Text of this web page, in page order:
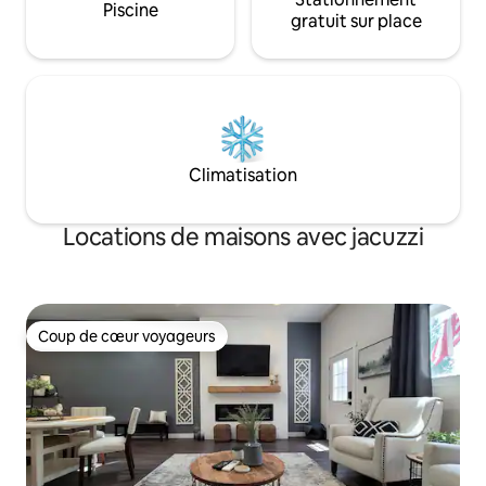
Piscine
gratuit sur place
Climatisation
Locations de maisons avec jacuzzi
Coup de cœur voyageurs
Coup de cœur voyageurs